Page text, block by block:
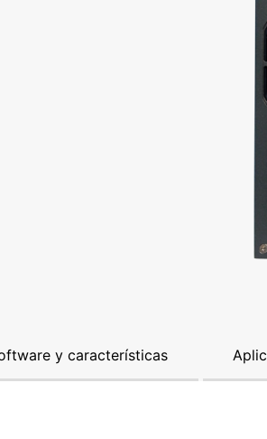
y características